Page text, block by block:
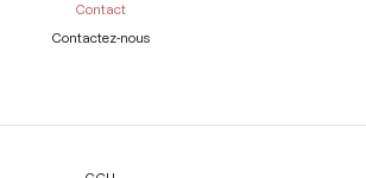
Contact
Contactez-nous